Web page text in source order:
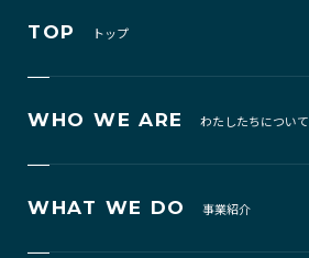
TOP トップ
WHO WE ARE わたしたちについて
WHAT WE DO 事業紹介